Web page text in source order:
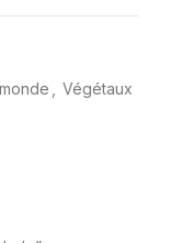
Végétaux